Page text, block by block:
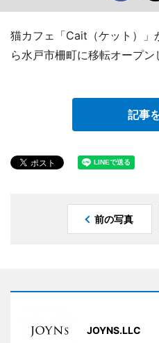
猫カフェ「Cait（ケット）
ら水戸市柵町に移転オープン
記事
前の写真
JOYNS.LLC